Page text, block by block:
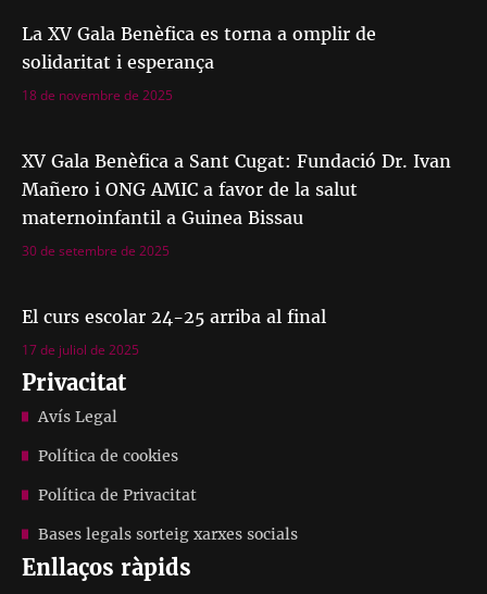
La XV Gala Benèfica es torna a omplir de
solidaritat i esperança
18 de novembre de 2025
XV Gala Benèfica a Sant Cugat: Fundació Dr. Ivan
Mañero i ONG AMIC a favor de la salut
maternoinfantil a Guinea Bissau
30 de setembre de 2025
El curs escolar 24-25 arriba al final
17 de juliol de 2025
Privacitat
Avís Legal
Política de cookies
Política de Privacitat
Bases legals sorteig xarxes socials
Enllaços ràpids